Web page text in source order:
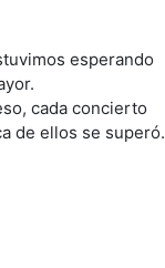
esperando
cada concierto
de ellos se superó.